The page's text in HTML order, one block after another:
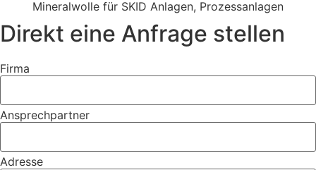
Direkt eine Anfrage stellen
Firma
Ansprechpartner
Adresse